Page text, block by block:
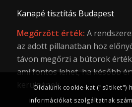
Kanapé tisztítás Budapest
Megőrzött érték: A
az adott pillanatban hoz
távon megőrzi a bútorok
ami fontos lehet, ha később
kerülnének.
Oldalunk cookie-kat ("sütiket")
információkat szolgáltatnak